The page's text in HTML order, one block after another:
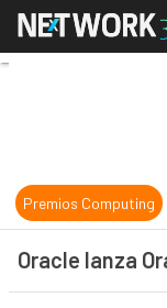
Premios Computing
Oracle lanza